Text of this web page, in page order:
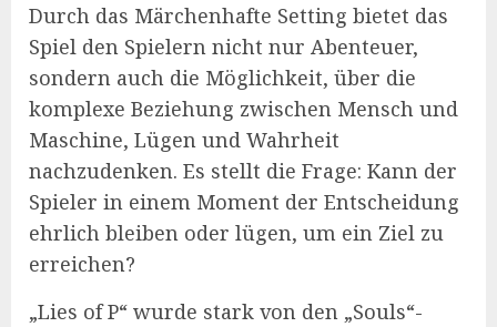
Durch das Märchenhafte Setting bietet das
Spiel den Spielern nicht nur Abenteuer,
sondern auch die Möglichkeit, über die
komplexe Beziehung zwischen Mensch und
Maschine, Lügen und Wahrheit
nachzudenken. Es stellt die Frage: Kann der
Spieler in einem Moment der Entscheidung
ehrlich bleiben oder lügen, um ein Ziel zu
erreichen?
„Lies of P“ wurde stark von den „Souls“-